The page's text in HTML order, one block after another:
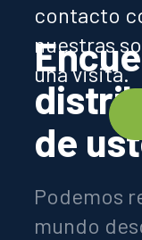
contacto
nuestras
una visita.
de
Podemos
mundo